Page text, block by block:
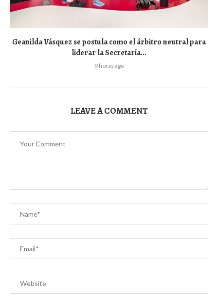
Geanilda Vásquez se postula como el árbitro neutral para
liderar la Secretaría...
9 horas ago
LEAVE A COMMENT